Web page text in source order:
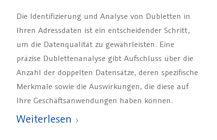
Die Identifizierung und Analyse von Dubletten in
Ihren Adressdaten ist ein entscheidender Schritt,
um die Datenqualität zu gewährleisten. Eine
präzise Dublettenanalyse gibt Aufschluss über die
Anzahl der doppelten Datensätze, deren spezifische
Merkmale sowie die Auswirkungen, die diese auf
Ihre Geschäftsanwendungen haben können.
Weiterlesen